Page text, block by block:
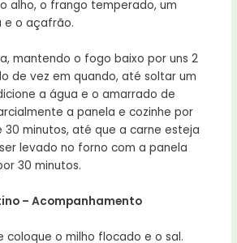
alho, o frango temperado, um
e o açafrão.
mantendo o fogo baixo por uns 2
de vez em quando, até soltar um
a água e o amarrado de
a panela e cozinhe por
minutos, até que a carne esteja
levado no forno com a panela
30 minutos.
– Acompanhamento
coloque o milho flocado e o sal.